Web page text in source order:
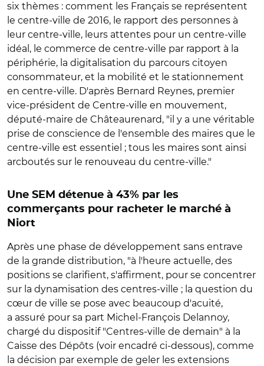
six thèmes : comment les Français se représentent
le centre-ville de 2016, le rapport des personnes à
leur centre-ville, leurs attentes pour un centre-ville
idéal, le commerce de centre-ville par rapport à la
périphérie, la digitalisation du parcours citoyen
consommateur, et la mobilité et le stationnement
en centre-ville. D'après Bernard Reynes, premier
vice-président de Centre-ville en mouvement,
député-maire de Châteaurenard, "il y a une véritable
prise de conscience de l'ensemble des maires que le
centre-ville est essentiel ; tous les maires sont ainsi
arcboutés sur le renouveau du centre-ville."
Une SEM détenue à 43% par les
commerçants pour racheter le marché à
Niort
Après une phase de développement sans entrave
de la grande distribution, "à l'heure actuelle, des
positions se clarifient, s'affirment, pour se concentrer
sur la dynamisation des centres-ville ; la question du
cœur de ville se pose avec beaucoup d'acuité,
a assuré pour sa part Michel-François Delannoy,
chargé du dispositif "Centres-ville de demain" à la
Caisse des Dépôts (voir encadré ci-dessous), comme
la décision par exemple de geler les extensions